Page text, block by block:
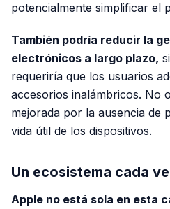
potencialmente simplificar el
También podría reducir la
electrónicos a largo plazo,
requeriría que los usuarios
accesorios inalámbricos. No
mejorada por la ausencia de
vida útil de los dispositivos.
Un ecosistema cada
Apple no está sola en esta